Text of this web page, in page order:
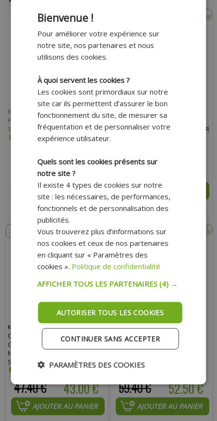
KIT ENTRETIEN ADAPTABLE 6
PIÈCES POUR SCOOTER PIAGGIO
50 ZIP 2T 2000+
66.30 €
RUPTURE
Indisponible actuellement
KIT RÉVISION ORIGINE COMPLET
TNT (COURROIE / PLAQUETTE /
GALETS / BOUGIE) POUR MOTEUR
Expédition Rapide
- 9%
KIT TRANSMISSION PIAGGIO
COURROIE, GALETS ROSES,
GUIDES 50 TYPHOON 1998-2005,
NRG 1998-2005, GILERA 50
STALKER 1998-2011, RUNNER
1998-2005 - 1R000425
43.00 €
47.40 €
AJOUTER AU PANIER
- 12%
KIT TRANSMISSION PIAGGIO
COURROIE, GALETS, GUIDES 50
FLY 4T 1998 À 2015 - 1R000435
52.50 €
59.40 €
AJOUTER AU PANIER
Bienvenue !
Pour améliorer votre expérience sur
notre site, nos partenaires et nous
utilisons des cookies.
À quoi servent les cookies ?
Les cookies sont primordiaux sur notre
site car ils permettent d’assurer le bon
fonctionnement du site, de mesurer sa
fréquentation et de personnaliser votre
expérience utilisateur.
Quels sont les cookies présents sur
notre site ?
Il existe 4 types de cookies sur notre
site : les nécessaires, de performances,
fonctionnels et de personnalisation des
publicités.
Vous trouverez plus d’informations sur
nos cookies et ceux de nos partenaires
en cliquant sur « Paramètres des
cookies ». Politique de confidentialité
AFFICHER TOUS LES PARTENAIRES(4) →
AUTORISER TOUS LES COOKIES
CONTINUER SANS ACCEPTER
PARAMÈTRES DES COOKIES